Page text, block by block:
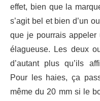
effet, bien que la
s’agit bel et bien d’un
que je pourrais appeler
élagueuse. Les deux
d’autant plus qu’ils
Pour les haies, ça
même du 20 mm si le